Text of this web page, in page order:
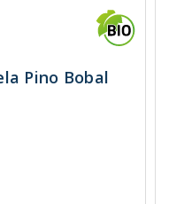
Pino Bobal